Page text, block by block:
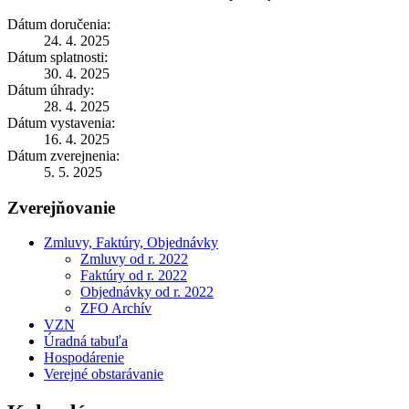
Dátum doručenia:
24. 4. 2025
Dátum splatnosti:
30. 4. 2025
Dátum úhrady:
28. 4. 2025
Dátum vystavenia:
16. 4. 2025
Dátum zverejnenia:
5. 5. 2025
Zverejňovanie
Zmluvy, Faktúry, Objednávky
Zmluvy od r. 2022
Faktúry od r. 2022
Objednávky od r. 2022
ZFO Archív
VZN
Úradná tabuľa
Hospodárenie
Verejné obstarávanie